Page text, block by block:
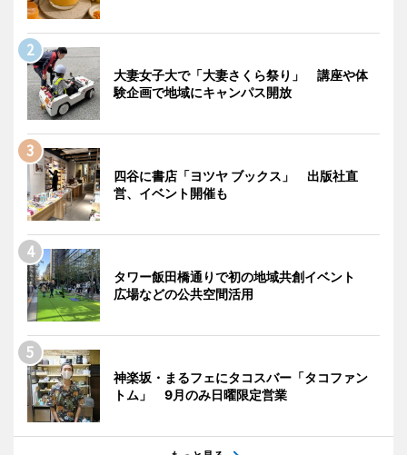
大妻女子大で「大妻さくら祭り」 講座や体
験企画で地域にキャンパス開放
四谷に書店「ヨツヤ ブックス」 出版社直
営、イベント開催も
タワー飯田橋通りで初の地域共創イベント
広場などの公共空間活用
神楽坂・まるフェにタコスバー「タコファン
トム」 9月のみ日曜限定営業